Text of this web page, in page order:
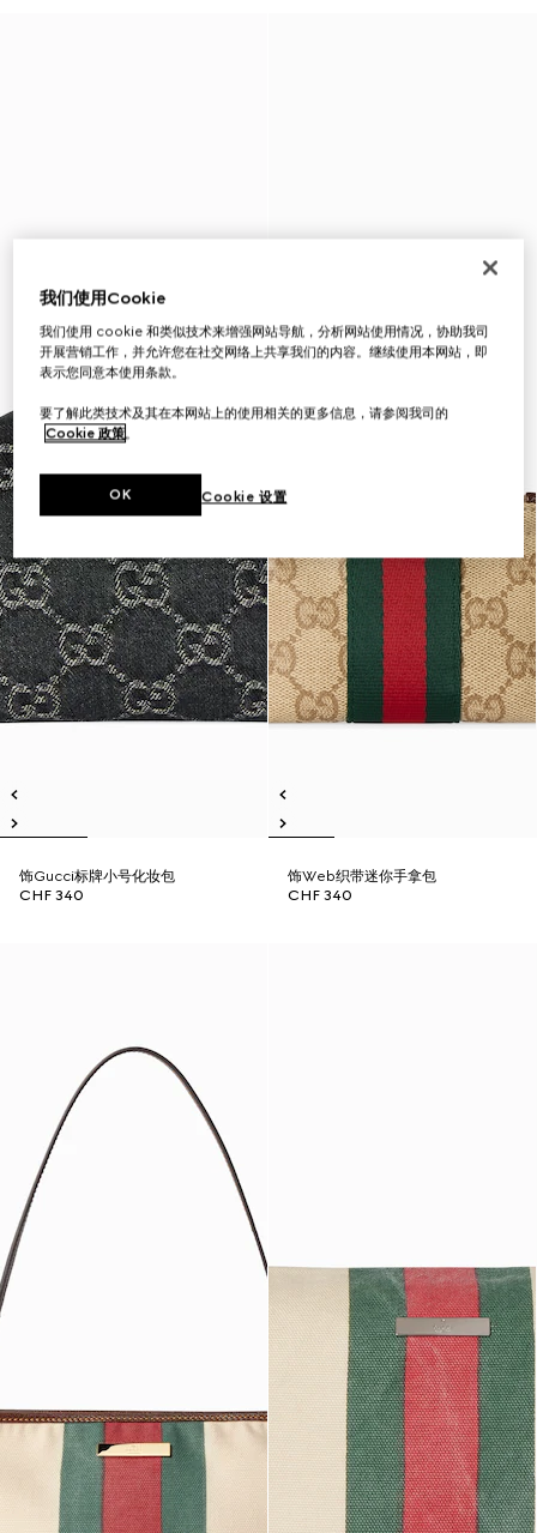
饰Gucci标牌小号化妆包
CHF 340
饰Web织带迷你手拿包
CHF 340
我们使用Cookie
我们使用 cookie 和类似技术来增强网站导航，分析网站使用情况，协助我司
开展营销工作，并允许您在社交网络上共享我们的内容。继续使用本网站，即
表示您同意本使用条款。
要了解此类技术及其在本网站上的使用相关的更多信息，请参阅我司的
Cookie 政策。
Cookie 设置
OK